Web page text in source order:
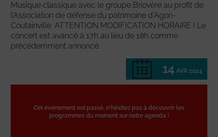
Musique classique avec le groupe Briovère au profit de
l’Association de défense du patrimoine d’Agon-
Coutainville. ATTENTION MODIFICATION HORAIRE ! Le
concert est avancé à 17h au lieu de 18h comme
précédemment annoncé.
14 AVR 2024
Cet événement est passé, n'hésitez pas à découvrir les
programmes du moment sur notre agenda !